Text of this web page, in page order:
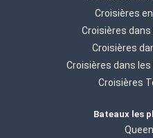
Croisières
Croisières dans
Croisières
Croisières dans
Croisières
Bateaux les